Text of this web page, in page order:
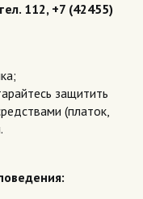
112, +7 (42455)
защитить
(платок,